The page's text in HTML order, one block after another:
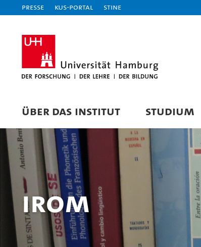
Presse KUS-Portal STiNE
ÜBER DAS INSTITUT STUDIUM
IRom